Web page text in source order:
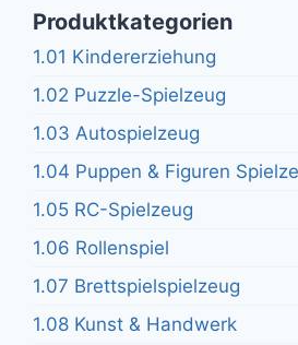
Produktkategorien
1.01 Kindererziehung
1.02 Puzzle-Spielzeug
1.03 Autospielzeug
1.04 Puppen & Figuren
1.05 RC-Spielzeug
1.06 Rollenspiel
1.07 Brettspielspielzeug
1.08 Kunst & Handwerk